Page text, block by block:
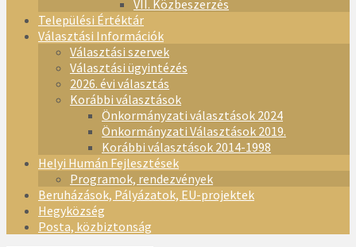
VII. Közbeszerzés
Települési Értéktár
Választási Információk
Választási szervek
Választási ügyintézés
2026. évi választás
Korábbi választások
Önkormányzati választások 2024
Önkormányzati Választások 2019.
Korábbi választások 2014-1998
Helyi Humán Fejlesztések
Programok, rendezvények
Beruházások, Pályázatok, EU-projektek
Hegyközség
Posta, közbiztonság